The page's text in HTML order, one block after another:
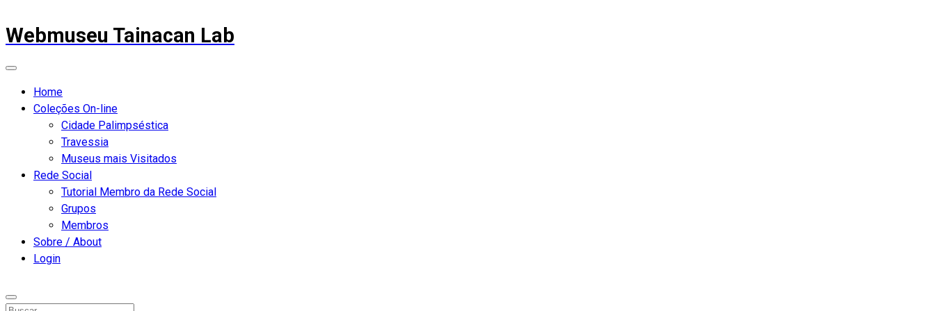
Webmuseu Tainacan Lab
Home
Coleções On-line
Cidade Palimpséstica
Travessia
Museus mais Visitados
Rede Social
Tutorial Membro da Rede Social
Grupos
Membros
Sobre / About
Login